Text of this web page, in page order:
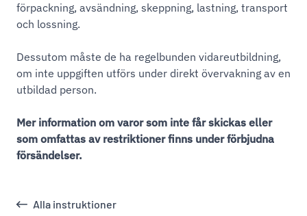
Alla instruktioner
förpackning, avsändning, skeppning, lastning, transport
och lossning.
Dessutom måste de ha regelbunden vidareutbildning,
om inte uppgiften utförs under direkt övervakning av en
utbildad person.
Mer information om varor som inte får skickas eller
som omfattas av restriktioner finns underförbjudna
försändelser.